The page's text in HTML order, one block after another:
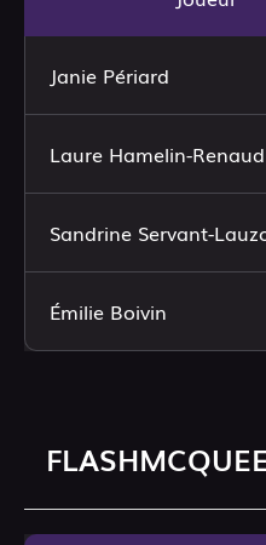
Janie Périard
Laure Hamelin-Renaud
Sandrine Servant-
Émilie Boivin